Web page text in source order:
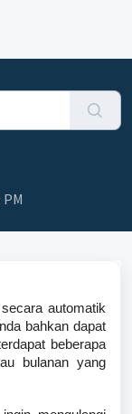
automatik
bahkan dapat
beberapa
bulanan yang